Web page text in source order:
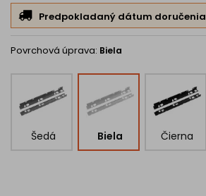
Predpokladaný dátum doručenia
Povrchová úprava: Biela
Šedá Biela Čierna